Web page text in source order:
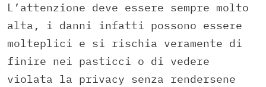
L’attenzione deve essere sempre molto
alta, i danni infatti possono essere
molteplici e si rischia veramente di
finire nei pasticci o di vedere
violata la privacy senza rendersene